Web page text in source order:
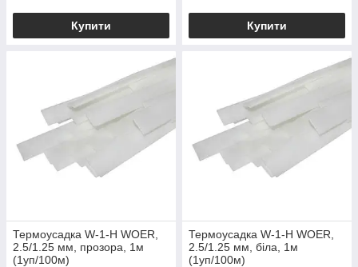
Купити Купити
Термоусадка W-1-H WOER,
2.5/1.25 мм, прозора, 1м
(1уп/100м)
Термоусадка W-1-H WOER,
2.5/1.25 мм, біла, 1м
(1уп/100м)